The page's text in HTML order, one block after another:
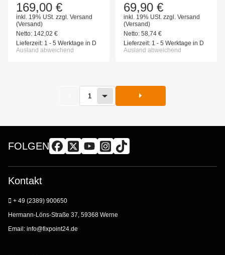
169,00 €
inkl. 19% USt. zzgl. Versand
(Versand)
Netto: 142,02 €
Lieferzeit: 1 - 5 Werktage in D
Ausland abweichend
69,90 €
inkl. 19% USt. zzgl. Versand
(Versand)
Netto: 58,74 €
Lieferzeit: 1 - 5 Werktage in D
Ausland abweichend
1
FOLGEN
Kontakt
+ 49 (2389) 900650
Hermann-Löns-Straße 37, 59368 Werne
Email: info@fixpoint24.de